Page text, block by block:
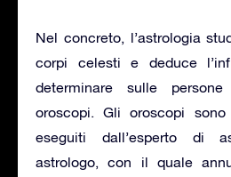
Nel concreto, l’astrologia
corpi celesti e deduce
determinare sulle
oroscopi. Gli oroscopi
eseguiti dall’esperto di
astrologo, con il quale